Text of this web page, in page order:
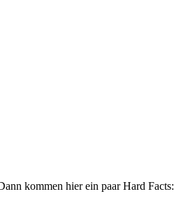
kommen hier ein paar Hard Facts: